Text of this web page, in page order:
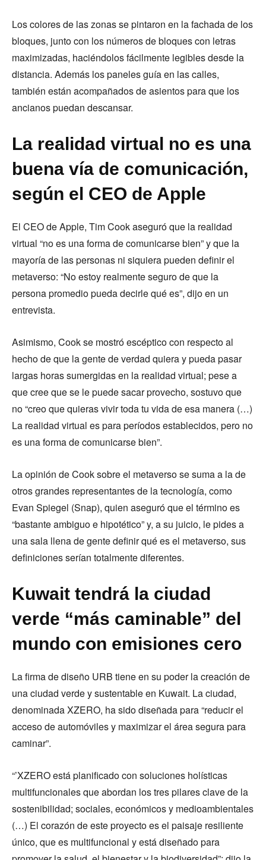
Los colores de las zonas se pintaron en la fachada de los
bloques, junto con los números de bloques con letras
maximizadas, haciéndolos fácilmente legibles desde la
distancia. Además los paneles guía en las calles,
también están acompañados de asientos para que los
ancianos puedan descansar.
La realidad virtual no es una
buena vía de comunicación,
según el CEO de Apple
El CEO de Apple, Tim Cook aseguró que la realidad
virtual “no es una forma de comunicarse bien” y que la
mayoría de las personas ni siquiera pueden definir el
metaverso: “No estoy realmente seguro de que la
persona promedio pueda decirle qué es”, dijo en un
entrevista.
Asimismo, Cook se mostró escéptico con respecto al
hecho de que la gente de verdad quiera y pueda pasar
largas horas sumergidas en la realidad virtual; pese a
que cree que se le puede sacar provecho, sostuvo que
no “creo que quieras vivir toda tu vida de esa manera (…)
La realidad virtual es para períodos establecidos, pero no
es una forma de comunicarse bien”.
La opinión de Cook sobre el metaverso se suma a la de
otros grandes representantes de la tecnología, como
Evan Spiegel (Snap), quien aseguró que el término es
“bastante ambiguo e hipotético” y, a su juicio, le pides a
una sala llena de gente definir qué es el metaverso, sus
definiciones serían totalmente diferentes.
Kuwait tendrá la ciudad
verde “más caminable” del
mundo con emisiones cero
La firma de diseño URB tiene en su poder la creación de
una ciudad verde y sustentable en Kuwait. La ciudad,
denominada XZERO, ha sido diseñada para “reducir el
acceso de automóviles y maximizar el área segura para
caminar”.
“’XZERO está planificado con soluciones holísticas
multifuncionales que abordan los tres pilares clave de la
sostenibilidad; sociales, económicos y medioambientales
(…) El corazón de este proyecto es el paisaje resiliente
único, que es multifuncional y está diseñado para